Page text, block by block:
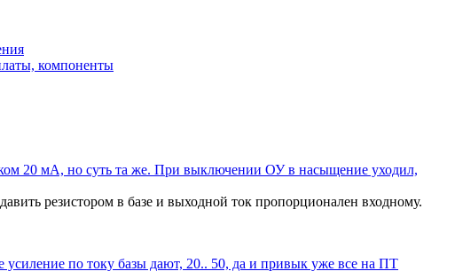
компоненты
20 мА, но суть та же. При выключении ОУ в насыщение уходил,
резистором в базе и выходной ток пропорционален входному.
усиление по току базы дают, 20.. 50, да и привык уже все на ПТ